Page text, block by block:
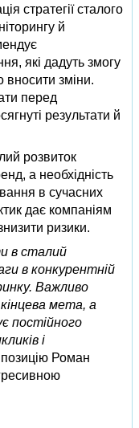
стратегії сталого
й
які дадуть змогу
вносити зміни.
перед
результати й
розвиток
а необхідність
в сучасних
дає компаніям
ризики.
в сталий
в конкурентній
Важливо
мета, а
постійного
і
Роман